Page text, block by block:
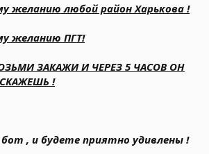
желанию любой район Харькова !
желанию ПГТ!
ЗАКАЖИ И ЧЕРЕЗ 5 ЧАСОВ ОН
!
, и будете приятно удивлены !